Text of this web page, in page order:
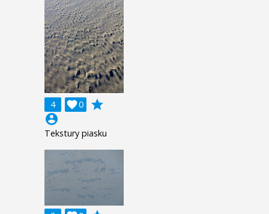
4 0

grade
account_circle
Tekstury piasku